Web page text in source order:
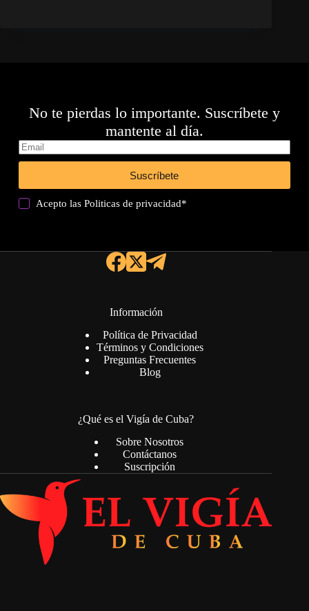
No te pierdas lo importante. Suscríbete y
mantente al día.
Suscríbete
Acepto lasPoliticas de privacidad*
Información
Política de Privacidad
Términos y Condiciones
Preguntas Frecuentes
Blog
¿Qué es el Vigía de Cuba?
Sobre Nosotros
Contáctanos
Suscripción